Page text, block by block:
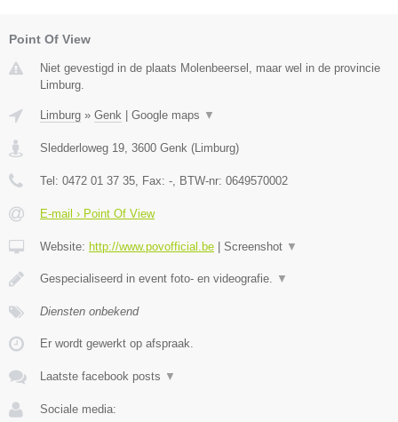
Point Of View
Niet gevestigd in de plaats Molenbeersel, maar wel in de provincie
Limburg.
Limburg » Genk Google maps ▼
Sledderloweg 19, 3600 Genk (Limburg)
Tel: 0472 01 37 35, Fax: -, BTW-nr: 0649570002
E-mail › Point Of View
Website: http://www.povofficial.be Screenshot ▼
Gespecialiseerd in event foto- en videografie. ▼
Diensten onbekend
Er wordt gewerkt op afspraak.
Laatste facebook posts ▼
Sociale media: